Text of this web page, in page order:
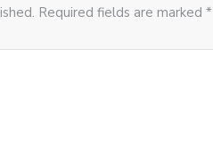
Required fields are marked *